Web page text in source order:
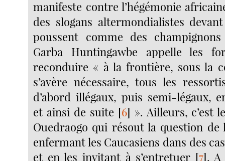
manifeste contre l’hégémonie
des slogans altermondialistes
poussent comme des champignons
Garba Huntingawbe appelle les
reconduire « à la frontière, sous la
s’avère nécessaire, tous les
d’abord illégaux, puis semi-légaux,
et ainsi de suite [6] ». Ailleurs, c’est
Ouedraogo qui résout la question de
enfermant les Caucasiens dans des
et en les invitant à s’entretuer [7].